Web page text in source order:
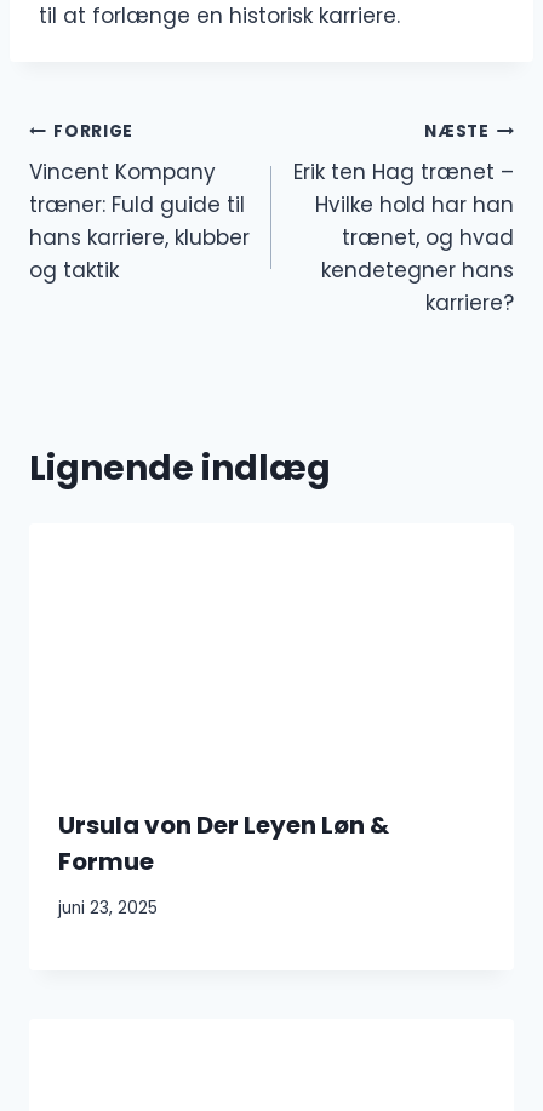
til at forlænge en historisk karriere.
Indlægsnavigation
FORRIGE
Vincent Kompany
træner: Fuld guide til
hans karriere, klubber
og taktik
NÆSTE
Erik ten Hag trænet –
Hvilke hold har han
trænet, og hvad
kendetegner hans
karriere?
Lignende indlæg
Ursula von Der Leyen Løn &
Formue
juni 23, 2025